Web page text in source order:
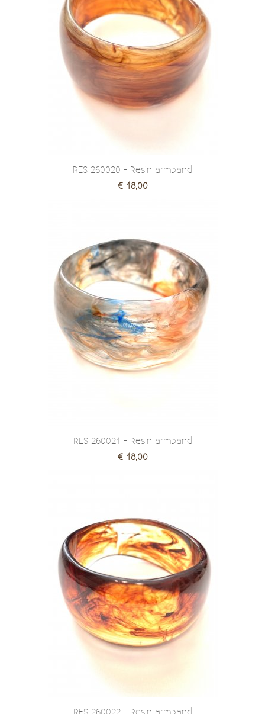
RES 260020 - Resin armband
€ 18,00
RES 260021 - Resin armband
€ 18,00
RES 260022 - Resin armband